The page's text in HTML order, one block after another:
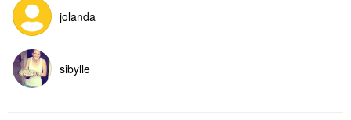
jolanda
sibylle